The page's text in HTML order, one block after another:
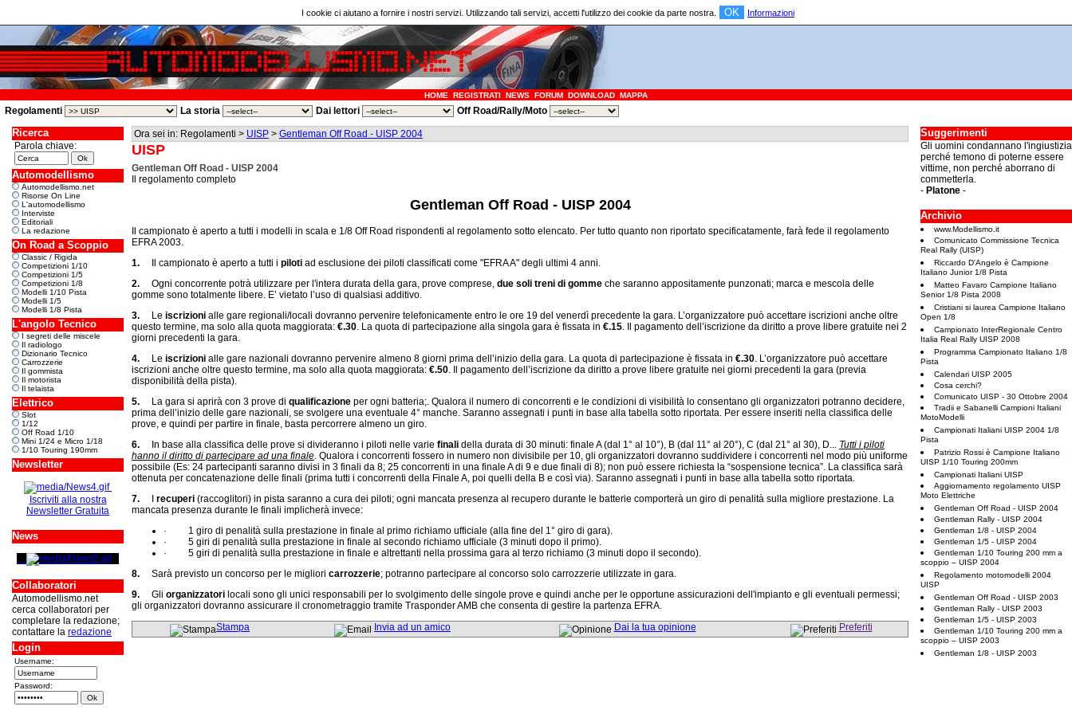
I cookie ci aiutano a fornire i nostri servizi. Utilizzando tali servizi, accetti l'utilizzo dei cookie da parte nostra. OK Informazioni
HOME REGISTRATI NEWS FORUM DOWNLOAD MAPPA
Regolamenti La storia Dai lettori Off Road/Rally/Moto
Ricerca
Parola chiave:
Automodellismo
Automodellismo.net
Risorse On Line
L'automodellismo
Interviste
Editoriali
La redazione
On Road a Scoppio
Classic / Rigida
Competizioni 1/10
Competizioni 1/5
Competizioni 1/8
Modelli 1/10 Pista
Modelli 1/5
Modelli 1/8 Pista
L'angolo Tecnico
I segreti delle miscele
Il radiologo
Dizionario Tecnico
Carrozzerie
Il gommista
Il motorista
Il telaista
Elettrico
Slot
1/12
Off Road 1/10
Mini 1/24 e Micro 1/18
1/10 Touring 190mm
Newsletter
Iscriviti alla nostra
Newsletter Gratuita
News
Collaboratori
Automodellismo.net
cerca collaboratori per
completare la redazione;
contattare la redazione
Login
Username:
Password:
Ora sei in: Regolamenti > UISP > Gentleman Off Road - UISP 2004
UISP
Gentleman Off Road - UISP 2004
Il regolamento completo
Gentleman Off Road - UISP 2004
Il campionato è aperto a tutti i modelli in scala e 1/8 Off Road rispondenti al regolamento sotto elencato. Per tutto quanto non riportato specificatamente, farà fede il regolamento
EFRA 2003.
1. Il campionato è aperto a tutti i piloti ad esclusione dei piloti classificati come "EFRA A" degli ultimi 4 anni.
2. Ogni concorrente potrà utilizzare per l'intera durata della gara, prove comprese, due soli treni di gomme che saranno appositamente punzonati; marca e mescola delle
gomme sono totalmente libere. E’ vietato l’uso di qualsiasi additivo.
3. Le iscrizioni alle gare regionali/locali dovranno pervenire telefonicamente entro le ore 19 del venerdì precedente la gara. L’organizzatore può accettare iscrizioni anche oltre
questo termine, ma solo alla quota maggiorata: €.30. La quota di partecipazione alla singola gara è fissata in €.15. Il pagamento dell’iscrizione da diritto a prove libere gratuite nei 2
giorni precedenti la gara.
4. Le iscrizioni alle gare nazionali dovranno pervenire almeno 8 giorni prima dell’inizio della gara. La quota di partecipazione è fissata in €.30. L’organizzatore può accettare
iscrizioni anche oltre questo termine, ma solo alla quota maggiorata: €.50. Il pagamento dell’iscrizione da diritto a prove libere gratuite nei giorni precedenti la gara (previa
disponibilità della pista).
5. La gara si aprirà con 3 prove di qualificazione per ogni batteria;. Qualora il numero di concorrenti e le condizioni di visibilità lo consentano gli organizzatori potranno decidere,
prima dell’inizio delle gare nazionali, se svolgere una eventuale 4° manche. Saranno assegnati i punti in base alla tabella sotto riportata. Per essere inseriti nella classifica delle
prove, e quindi per partire in finale, basta percorrere almeno un giro.
6. In base alla classifica delle prove si divideranno i piloti nelle varie finali della durata di 30 minuti: finale A (dal 1° al 10°), B (dal 11° al 20°), C (dal 21° al 30), D... Tutti i piloti
hanno il diritto di partecipare ad una finale. Qualora i concorrenti fossero in numero non divisibile per 10, gli organizzatori dovranno suddividere i concorrenti nel modo più uniforme
possibile (Es: 24 partecipanti saranno divisi in 3 finali da 8; 25 concorrenti in una finale A di 9 e due finali di 8); non può essere richiesta la “sospensione tecnica”. La classifica sarà
ottenuta per concatenazione delle finali (prima tutti i concorrenti della Finale A, poi quelli della B e così via). Saranno assegnati i punti in base alla tabella sotto riportata.
7. I recuperi (raccoglitori) in pista saranno a cura dei piloti; ogni mancata presenza al recupero durante le batterie comporterà un giro di penalità sulla migliore prestazione. La
mancata presenza durante le finali implicherà invece:
· 1 giro di penalità sulla prestazione in finale al primo richiamo ufficiale (alla fine del 1° giro di gara).
· 5 giri di penalità sulla prestazione in finale al secondo richiamo ufficiale (3 minuti dopo il primo).
· 5 giri di penalità sulla prestazione in finale e altrettanti nella prossima gara al terzo richiamo (3 minuti dopo il secondo).
8. Sarà previsto un concorso per le migliori carrozzerie; potranno partecipare al concorso solo carrozzerie utilizzate in gara.
9. Gli organizzatori locali sono gli unici responsabili per lo svolgimento delle singole prove e quindi anche per le opportune assicurazioni dell'impianto e gli eventuali permessi;
gli organizzatori dovranno assicurare il cronometraggio tramite Trasponder AMB che consenta di gestire la partenza EFRA.
Stampa
Invia ad un amico Dai la tua opinione Preferiti
Suggerimenti
Gli uomini condannano l'ingiustizia
perché temono di poterne essere
vittime, non perché aborrano di
commetterla.
- Platone -
Archivio
www.Modellismo.it
Comunicato Commissione Tecnica
Real Rally (UISP)
Riccardo D'Angelo è Campione
Italiano Junior 1/8 Pista
Matteo Favaro Campione Italiano
Senior 1/8 Pista 2008
Cristiani si laurea Campione Italiano
Open 1/8
Campionato InterRegionale Centro
Italia Real Rally UISP 2008
Programma Campionato Italiano 1/8
Pista
Calendari UISP 2005
Cosa cerchi?
Comunicato UISP - 30 Ottobre 2004
Tradii e Sabanelli Campioni Italiani
MotoModelli
Campionati Italiani UISP 2004 1/8
Pista
Patrizio Rossi è Campione Italiano
UISP 1/10 Touring 200mm
Campionati Italiani UISP
Aggiornamento regolamento UISP
Moto Elettriche
Gentleman Off Road - UISP 2004
Gentleman Rally - UISP 2004
Gentleman 1/8 - UISP 2004
Gentleman 1/5 - UISP 2004
Gentleman 1/10 Touring 200 mm a
scoppio – UISP 2004
Regolamento motomodelli 2004
UISP
Gentleman Off Road - UISP 2003
Gentleman Rally - UISP 2003
Gentleman 1/5 - UISP 2003
Gentleman 1/10 Touring 200 mm a
scoppio – UISP 2003
Gentleman 1/8 - UISP 2003